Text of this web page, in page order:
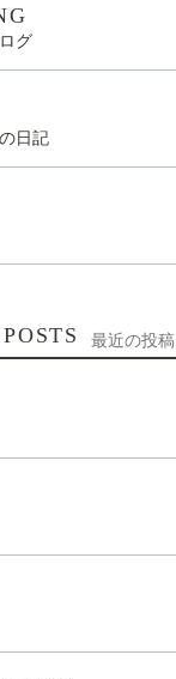
グ
日記
最近の投稿